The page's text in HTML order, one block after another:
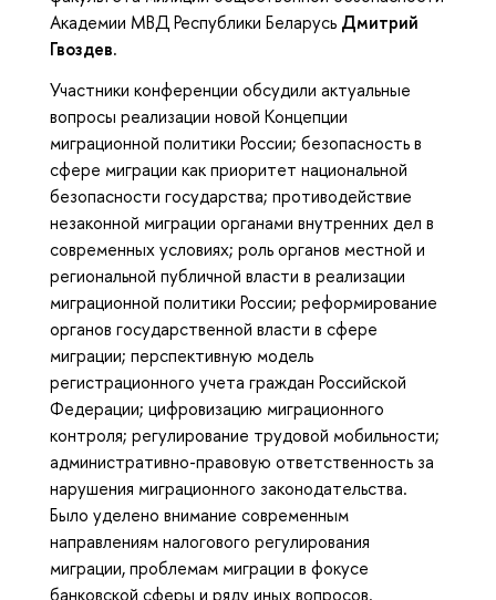
Академии МВД Республики Беларусь Дмитрий
Гвоздев.
Участники конференции обсудили актуальные
вопросы реализации новой Концепции
миграционной политики России; безопасность в
сфере миграции как приоритет национальной
безопасности государства; противодействие
незаконной миграции органами внутренних дел в
современных условиях; роль органов местной и
региональной публичной власти в реализации
миграционной политики России; реформирование
органов государственной власти в сфере
миграции; перспективную модель
регистрационного учета граждан Российской
Федерации; цифровизацию миграционного
контроля; регулирование трудовой мобильности;
административно-правовую ответственность за
нарушения миграционного законодательства.
Было уделено внимание современным
направлениям налогового регулирования
миграции, проблемам миграции в фокусе
банковской сферы и ряду иных вопросов.